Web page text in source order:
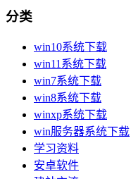
分类
win10系统下载
win11系统下载
win7系统下载
win8系统下载
winxp系统下载
win服务器系统下载
学习资料
安卓软件